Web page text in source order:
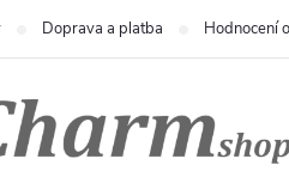
Doprava a platba Hodnocení